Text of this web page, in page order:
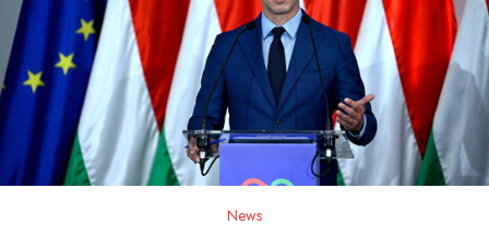
News